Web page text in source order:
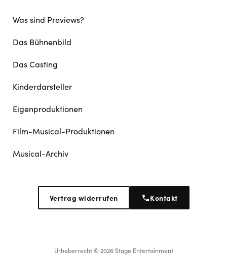
Was sind Previews?
Das Bühnenbild
Das Casting
Kinderdarsteller
Eigenproduktionen
Film-Musical-Produktionen
Musical-Archiv
Vertrag widerrufen Kontakt
Urheberrecht © 2026 Stage Entertainment